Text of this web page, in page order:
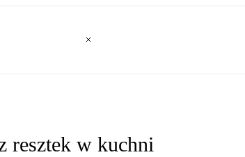
resztek w kuchni